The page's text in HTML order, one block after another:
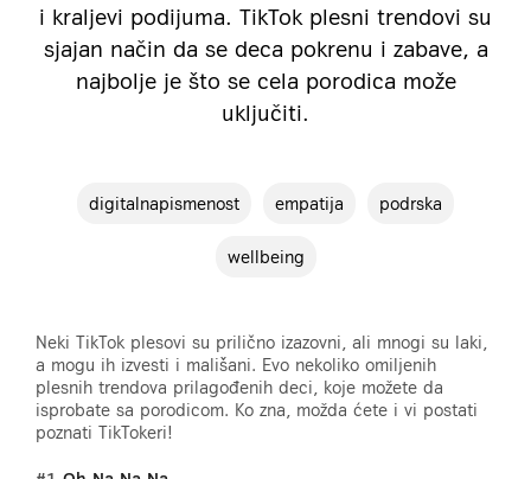
i kraljevi podijuma. TikTok plesni trendovi su
sjajan način da se deca pokrenu i zabave, a
najbolje je što se cela porodica može
uključiti.
digitalnapismenost empatija podrska
wellbeing
Neki TikTok plesovi su prilično izazovni, ali mnogi su laki,
a mogu ih izvesti i mališani. Evo nekoliko omiljenih
plesnih trendova prilagođenih deci, koje možete da
isprobate sa porodicom. Ko zna, možda ćete i vi postati
poznati TikTokeri!